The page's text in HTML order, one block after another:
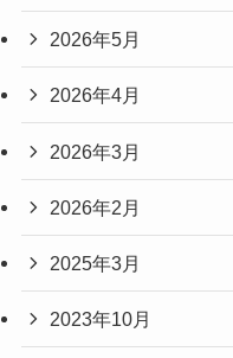
2026年5月
2026年4月
2026年3月
2026年2月
2025年3月
2023年10月